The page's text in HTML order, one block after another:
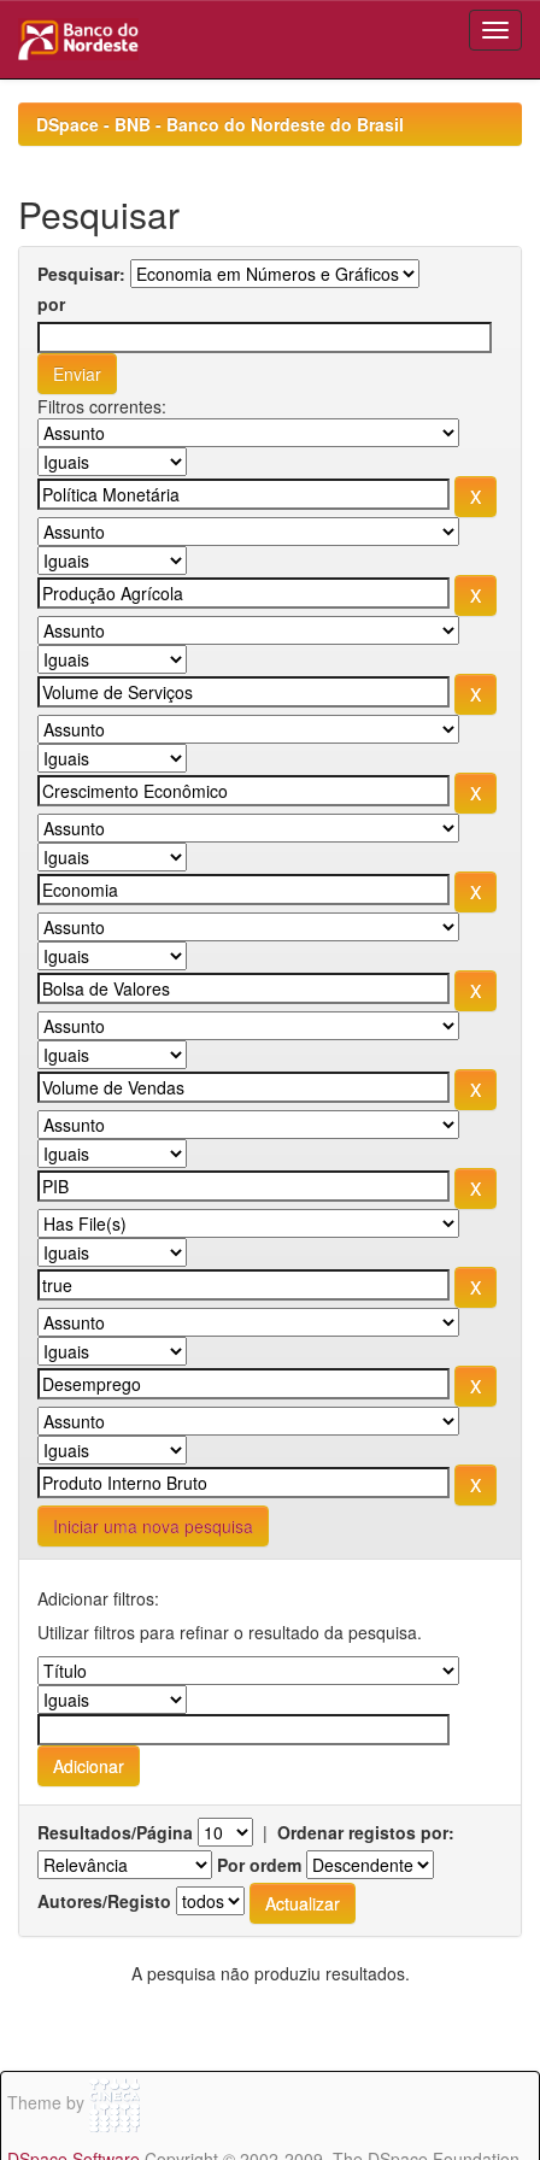
navigationDSpace - BNB - Banco do Nordeste do Brasil
Pesquisar
Pesquisar:
por
Filtros correntes:
Iniciar uma nova pesquisa
Adicionar filtros:
Utilizar filtros para refinar o resultado da pesquisa.
Resultados/Página | Ordenar registos por:
Por ordem
Autores/Registo
A pesquisa não produziu resultados.
Theme by